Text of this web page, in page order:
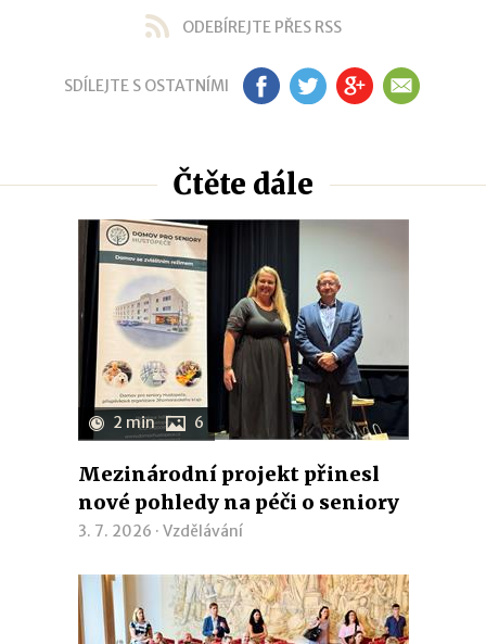
ODEBÍREJTE PŘES RSS
SDÍLEJTE S OSTATNÍMI FB TW GP EM
Čtěte dále
2 min 6
Mezinárodní projekt přinesl
nové pohledy na péči o seniory
3. 7. 2026 · Vzdělávání